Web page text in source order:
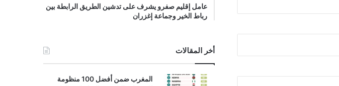
عامل إقليم صفرو يشرف على تدشين الطريق الرابطة بين
رباط الخير وجماعة إغزران
أخر المقالات
المغرب ضمن أفضل 100 منظومة